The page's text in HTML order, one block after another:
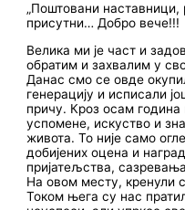
„Поштовани
присутни… Добро вече!!!
Велика ми је част и
обратим и захвалим у
Данас смо се овде
генерацију и исписали
причу. Кроз осам
успомене, искуство и
живота. То није само
добијених оцена и
пријатељства,
На овом месту, кренули
Током њега су нас